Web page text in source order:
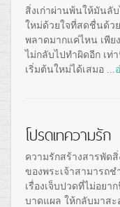
สิ่งเก่าผ่านพ้นให้มันลั
ใหม่ด้วยใจที่สดชื่นด้ว
พลาดมากแค่ไหน เพีย
ไม่กลับไปทำผิดอีก เท่
เริ่มต้นใหม่ได้เสมอ ...
โปรดเทความรัก
ความรักสร้างสารพัด
ของพระเจ้าสามารถ
เรื่องเจ็บปวดที่ไม่อย
บาดแผล ให้กลับมาสะ